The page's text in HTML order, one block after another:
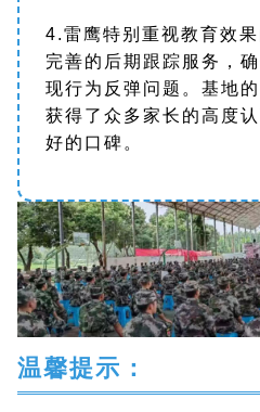
4.雷鹰特别重视教育效
完善的后期跟踪服务，
现行为反弹问题。基地
获得了众多家长的高度
好的口碑。
温馨提示：